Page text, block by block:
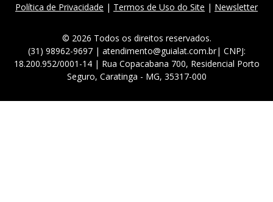
Política de Privacidade | Termos de Uso do Site | Newsletter
© 2026 Todos os direitos reservados.
(31) 98962-9697 | atendimento@guialat.com.br| CNPJ:
18.200.952/0001-14 | Rua Copacabana 700, Residencial Porto
Seguro, Caratinga - MG, 35317-000